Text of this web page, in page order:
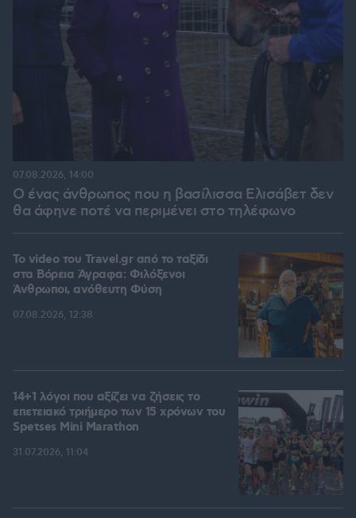
Ο ένας άνθρωπος που η βασίλισσα Ελισάβετ δεν
θα άφηνε ποτέ να περιμένει στο τηλέφωνο
07.08.2026, 14:00
To video του Travel.gr από το ταξίδι
στα Βόρεια Άγραφα: Φιλόξενοι
Άνθρωποι, ανόθευτη Φύση
07.08.2026, 12:38
14+1 λόγοι που αξίζει να ζήσεις το
επετειακό τριήμερο των 15 χρόνων του
Spetses Mini Marathon
31.07.2026, 11:04